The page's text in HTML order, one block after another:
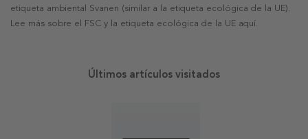
etiqueta ambiental Svanen (similar a la etiqueta ecológica de la UE).
Lee más sobre el FSC y la etiqueta ecológica de la UE aquí.
Últimos artículos visitados